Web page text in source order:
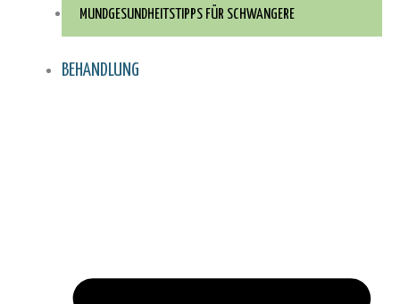
MUNDGESUNDHEITSTIPPS FÜR SCHWANGERE
BEHANDLUNG